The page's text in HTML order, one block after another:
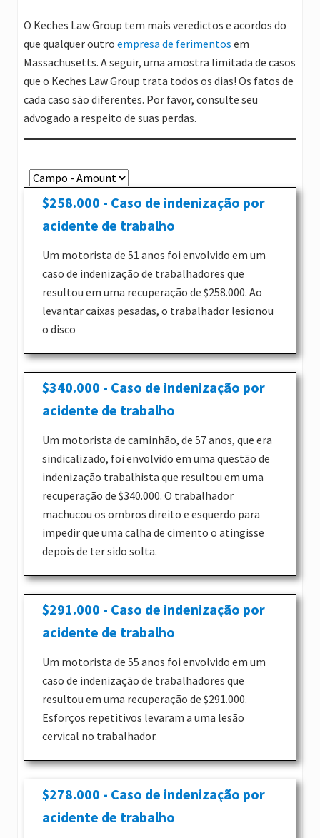
O Keches Law Group tem mais veredictos e acordos do
que qualquer outro empresa de ferimentos em
Massachusetts. A seguir, uma amostra limitada de casos
que o Keches Law Group trata todos os dias! Os fatos de
cada caso são diferentes. Por favor, consulte seu
advogado a respeito de suas perdas.
$258.000 - Caso de indenização por
acidente de trabalho
Um motorista de 51 anos foi envolvido em um
caso de indenização de trabalhadores que
resultou em uma recuperação de $258.000. Ao
levantar caixas pesadas, o trabalhador lesionou
o disco
$340.000 - Caso de indenização por
acidente de trabalho
Um motorista de caminhão, de 57 anos, que era
sindicalizado, foi envolvido em uma questão de
indenização trabalhista que resultou em uma
recuperação de $340.000. O trabalhador
machucou os ombros direito e esquerdo para
impedir que uma calha de cimento o atingisse
depois de ter sido solta.
$291.000 - Caso de indenização por
acidente de trabalho
Um motorista de 55 anos foi envolvido em um
caso de indenização de trabalhadores que
resultou em uma recuperação de $291.000.
Esforços repetitivos levaram a uma lesão
cervical no trabalhador.
$278.000 - Caso de indenização por
acidente de trabalho